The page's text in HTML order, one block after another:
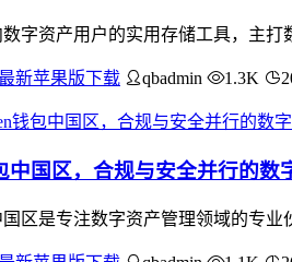
数字资产用户的实用存储工具，主
新苹果版下载 qbadmin 1.3K
中国区，合规与安全并行的数
国区是专注数字资产管理领域的专